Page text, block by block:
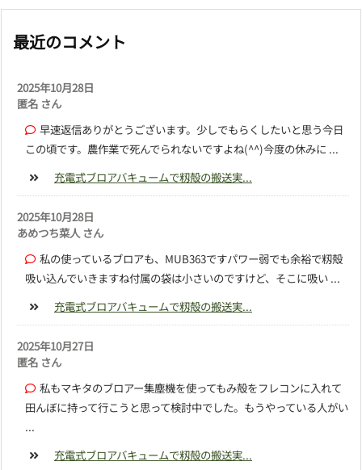
最近のコメント
2025年10月28日
匿名 さん
早速返信ありがとうございます。少しでもらくしたいと思う今日
この頃です。農作業で死んでられないですよね(^^)今度の休みに ...
充電式ブロアバキュームで籾殻の搬送実...
2025年10月28日
あめつち菜人 さん
私の使っているブロアも、MUB363ですパワー弱でも余裕で籾殻
吸い込んでいきますね付属の袋は小さいのですけど、そこに吸い ...
充電式ブロアバキュームで籾殻の搬送実...
2025年10月27日
匿名 さん
私もマキタのブロアー集塵機を使ってもみ殻をフレコンに入れて
田んぼに持って行こうと思って検討中でした。もうやっている人がい
...
充電式ブロアバキュームで籾殻の搬送実...